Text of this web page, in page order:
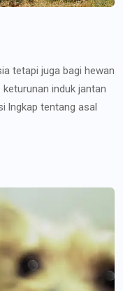
tetapi juga bagi hewan
induk jantan
lngkap tentang asal